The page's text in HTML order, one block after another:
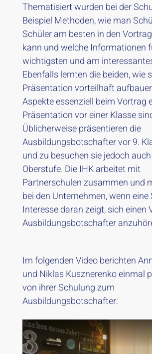
Thematisiert wurden bei der
Beispiel Methoden, wie man
Schüler am besten in den
kann und welche Informationen
wichtigsten und am
Ebenfalls lernten die beiden, wie
Präsentation vorteilhaft
Aspekte essenziell beim Vortrag
Präsentation vor einer Klasse
Üblicherweise präsentieren die
Ausbildungsbotschafter vor 9.
und zu besuchen sie jedoch
Oberstufe. Die IHK arbeitet mit
Partnerschulen zusammen und
bei den Unternehmen, wenn eine
Interesse daran zeigt, sich einen
Ausbildungsbotschafter
Im folgenden Video berichten
und Niklas Kusznerenko einmal
von ihrer Schulung zum
Ausbildungsbotschafter: